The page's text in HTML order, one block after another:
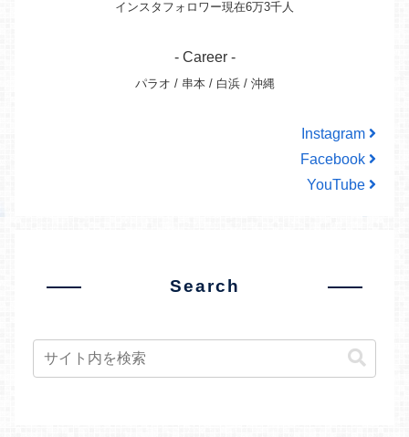
インスタフォロワー現在6万3千人
- Career -
パラオ / 串本 / 白浜 / 沖縄
Instagram
Facebook
YouTube
Search